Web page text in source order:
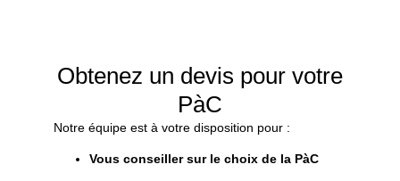
Obtenez un devis pour votre
PàC
Notre équipe est à votre disposition pour :
Vous conseiller sur le choix de la PàC